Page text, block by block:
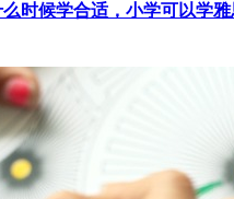
时候学合适，小学可以学